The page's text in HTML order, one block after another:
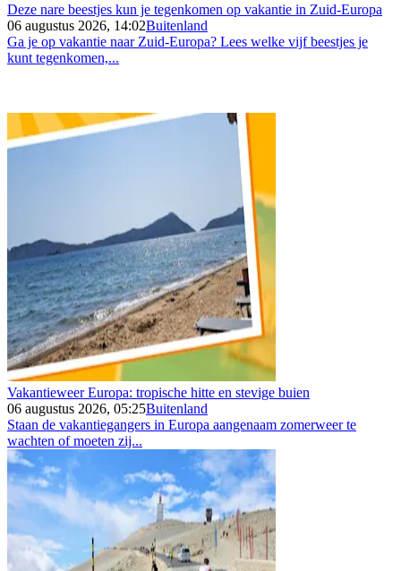
Deze nare beestjes kun je tegenkomen op vakantie in Zuid-Europa
06 augustus 2026, 14:02Buitenland
Ga je op vakantie naar Zuid-Europa? Lees welke vijf beestjes je
kunt tegenkomen,...
Vakantieweer Europa: tropische hitte en stevige buien
06 augustus 2026, 05:25Buitenland
Staan de vakantiegangers in Europa aangenaam zomerweer te
wachten of moeten zij...